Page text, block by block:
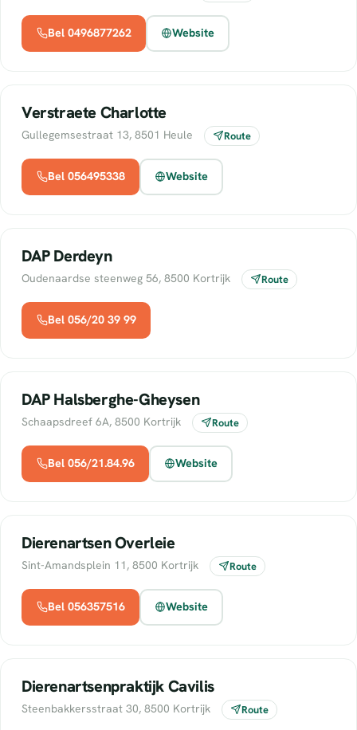
Bel 0496877262 Website
Verstraete Charlotte
Gullegemsestraat 13, 8501 Heule Route
Bel 056495338 Website
DAP Derdeyn
Oudenaardse steenweg 56, 8500 Kortrijk Route
Bel 056/20 39 99
DAP Halsberghe-Gheysen
Schaapsdreef 6A, 8500 Kortrijk Route
Bel 056/21.84.96 Website
Dierenartsen Overleie
Sint-Amandsplein 11, 8500 Kortrijk Route
Bel 056357516 Website
Dierenartsenpraktijk Cavilis
Steenbakkersstraat 30, 8500 Kortrijk Route